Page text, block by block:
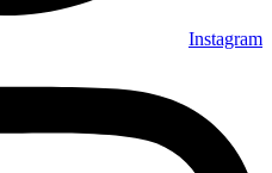
Instagram